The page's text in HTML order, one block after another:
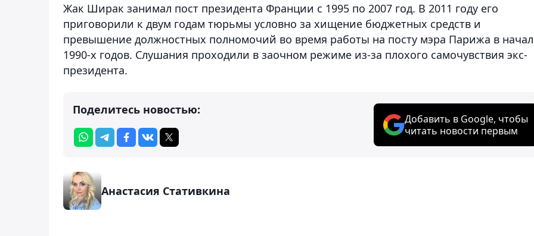
Жак Ширак занимал пост президента Франции с 1995 по 2007 год. В 2011 году его
приговорили к двум годам тюрьмы условно за хищение бюджетных средств и
превышение должностных полномочий во время работы на посту мэра Парижа в
1990-х годов. Слушания проходили в заочном режиме из-за плохого самочувствия экс-
президента.
Поделитесь новостью:
Добавить в Google, чтобы
читать новости первым
Анастасия Стативкина